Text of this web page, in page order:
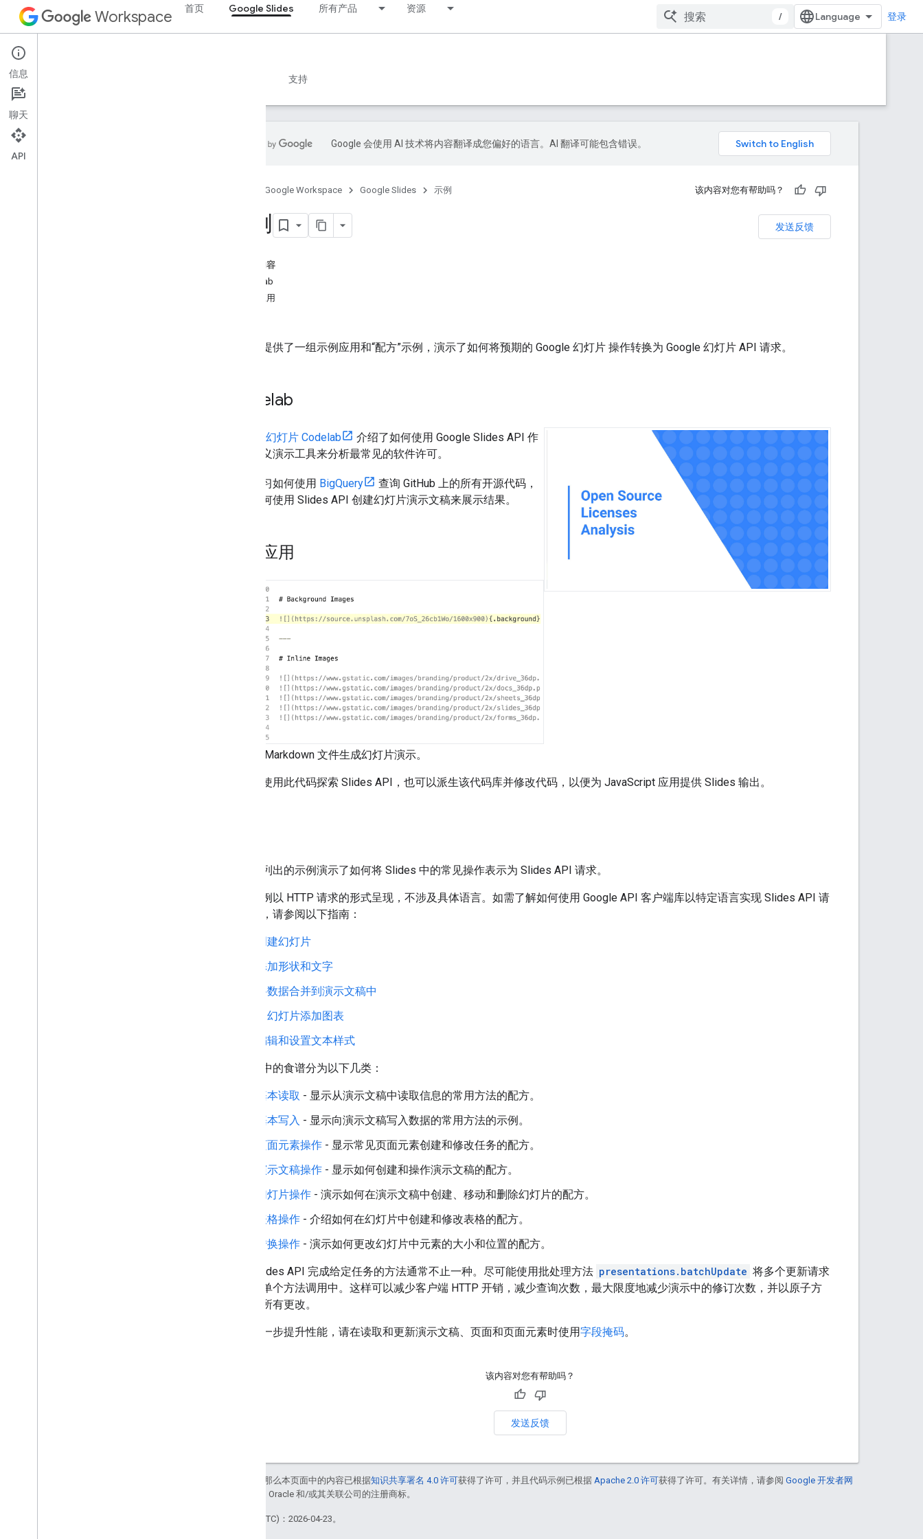
Workspace 首页 Google Slides 所有产品 资源
/ 登录
Google Slides
概览 支持
Google 会使用 AI 技术将内容翻译成您偏好的语言。AI 翻译可能包含错误。
Google Workspace Google Slides 示例 该内容对您有帮助吗？
发送反馈
示例
本页内容
Codelab
示例应用
本部分提供了一组示例应用和“配方”示例，演示了如何将预期的 Google 幻灯片 操作转换为 Google 幻灯片 API 请求。
Codelab
Google 幻灯片 Codelab
介绍了如何使用 Google Slides API 作
为自定义演示工具来分析最常见的软件许可。
您将学习如何使用 BigQuery
查询 GitHub 上的所有开源代码，
以及如何使用 Slides API 创建幻灯片演示文稿来展示结果。
示例应用
以根据 Markdown 文件生成幻灯片演示。
您可以使用此代码探索 Slides API，也可以派生该代码库并修改代码，以便为 JavaScript 应用提供 Slides 输出。
本部分列出的示例演示了如何将 Slides 中的常见操作表示为 Slides API 请求。
这些示例以 HTTP 请求的形式呈现，不涉及具体语言。如需了解如何使用 Google API 客户端库以特定语言实现 Slides API 请
求协议，请参阅以下指南：
创建幻灯片
添加形状和文字
将数据合并到演示文稿中
向幻灯片添加图表
编辑和设置文本样式
本部分中的食谱分为以下几类：
基本读取 - 显示从演示文稿中读取信息的常用方法的配方。
基本写入 - 显示向演示文稿写入数据的常用方法的示例。
页面元素操作 - 显示常见页面元素创建和修改任务的配方。
演示文稿操作 - 显示如何创建和操作演示文稿的配方。
幻灯片操作 - 演示如何在演示文稿中创建、移动和删除幻灯片的配方。
表格操作 - 介绍如何在幻灯片中创建和修改表格的配方。
转换操作 - 演示如何更改幻灯片中元素的大小和位置的配方。
使用 Slides API 完成给定任务的方法通常不止一种。尽可能使用批处理方法 presentations.batchUpdate 将多个更新请求
捆绑到单个方法调用中。这样可以减少客户端 HTTP 开销，减少查询次数，最大限度地减少演示中的修订次数，并以原子方
式应用所有更改。
如需进一步提升性能，请在读取和更新演示文稿、页面和页面元素时使用字段掩码。
该内容对您有帮助吗？
发送反馈
如未另行说明，那么本页面中的内容已根据知识共享署名 4.0 许可获得了许可，并且代码示例已根据 Apache 2.0 许可获得了许可。有关详情，请参阅 Google 开发者网
。Java 是 Oracle 和/或其关联公司的注册商标。
最后更新时间 (UTC)：2026-04-23。
信息
聊天
API